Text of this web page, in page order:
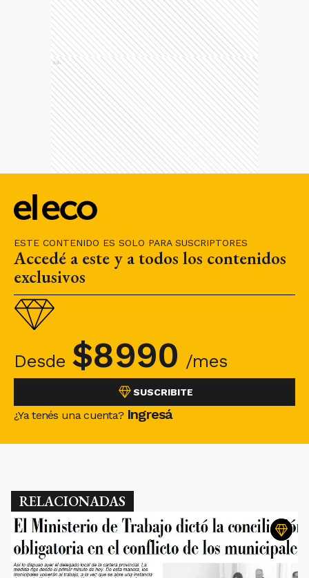
ESTE CONTENIDO ES SOLO PARA SUSCRIPTORES
Accedé a este y a todos los contenidos
exclusivos
Desde $8990 /mes
SUSCRIBITE
¿Ya tenés una cuenta? Ingresá
Ads
RELACIONADAS